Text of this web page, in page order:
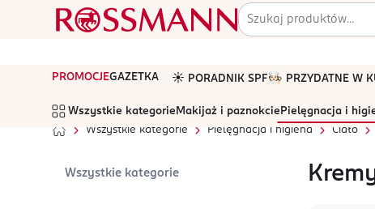
PROMOCJEGAZETKA ☀️ PORADNIK SPF🧑🏻‍🍳 PRZYDATNE W
Wszystkie kategorie Makijaż i paznokcie Pielęgnacja i
Wszystkie kategorie
Pielęgnacja i higiena Ciało
Wszystkie kategorie